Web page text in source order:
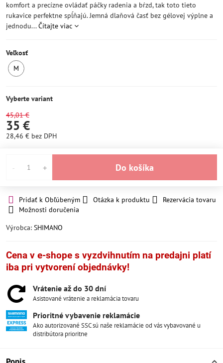
komfort a precízne ovládať páčky radenia a bŕzd, tak toto tieto
rukavice perfektne spĺňajú. Jemná dlaňová časť bez gélovej výplne a
jednodu...Čítajte viac
Veľkosť
M
Vyberte variant
45,01 €
35 €
28,46 € bez DPH
Do košíka
Pridať k Obľúbeným Otázka k produktu
Rezervácia tovaru
Možnosti doručenia
Výrobca: SHIMANO
Cena v e-shope s vyzdvihnutím na predajni platí
iba pri vytvorení objednávky!
Vrátenie až do 30 dní
Asistované vrátenie a reklamácia tovaru
Prioritné vybavenie reklamácie
Ako autorizované SSC sú naše reklamácie od vás vybavované u
distribútora prioritne